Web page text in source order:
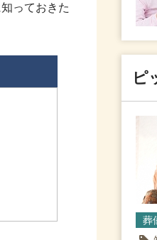
っておきた
ピ
葬